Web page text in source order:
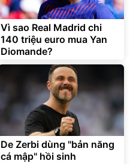
Vì sao Real Madrid chi
140 triệu euro mua Yan
Diomande?
De Zerbi dùng ''bản năng
cá mập'' hồi sinh